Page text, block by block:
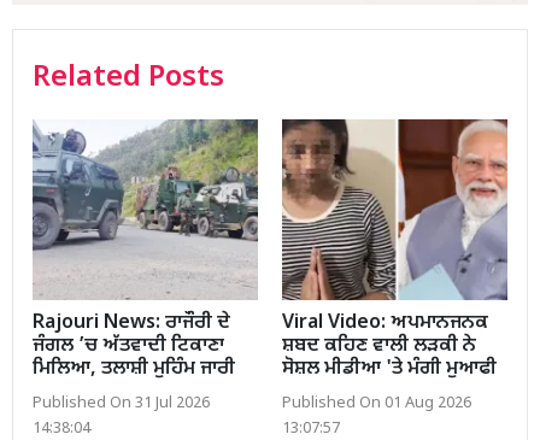
Related Posts
Rajouri News: ਰਾਜੌਰੀ ਦੇ
ਜੰਗਲ ’ਚ ਅੱਤਵਾਦੀ ਟਿਕਾਣਾ
ਮਿਲਿਆ, ਤਲਾਸ਼ੀ ਮੁਹਿੰਮ ਜਾਰੀ
Published On 31 Jul 2026
14:38:04
Viral Video: ਅਪਮਾਨਜਨਕ
ਸ਼ਬਦ ਕਹਿਣ ਵਾਲੀ ਲੜਕੀ ਨੇ
ਸੋਸ਼ਲ ਮੀਡੀਆ 'ਤੇ ਮੰਗੀ ਮੁਆਫੀ
Published On 01 Aug 2026
13:07:57